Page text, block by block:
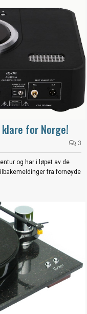
for Norge!
3
og har i løpet av de
fra fornøyde